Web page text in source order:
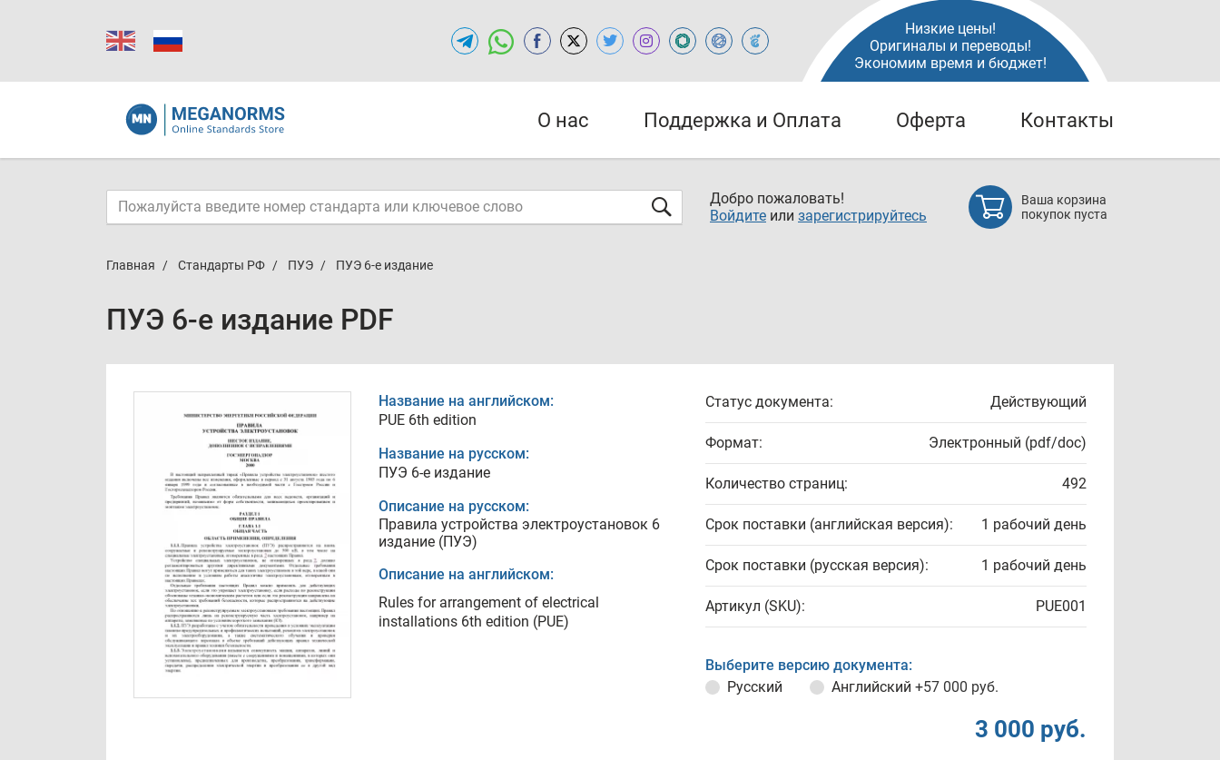
Низкие цены!
Оригиналы и переводы!
Экономим время и бюджет!
О нас Поддержка и Оплата Оферта Контакты
Добро пожаловать!
Войдите или зарегистрируйтесь
Ваша корзина
покупок пуста
Главная Стандарты РФ ПУЭ ПУЭ 6-е издание
ПУЭ 6-е издание PDF
Название на английском:
PUE 6th edition
Название на русском:
ПУЭ 6-е издание
Описание на русском:
Правила устройства электроустановок 6
издание (ПУЭ)
Описание на английском:
Rules for arrangement of electrical
installations 6th edition (PUE)
Статус документа: Действующий
Формат: Электронный (pdf/doc)
Количество страниц: 492
Срок поставки (английская версия): 1 рабочий день
Срок поставки (русская версия): 1 рабочий день
Артикул (SKU): PUE001
Выберите версию документа:
Русский
Английский +57 000 руб.
3 000 руб.